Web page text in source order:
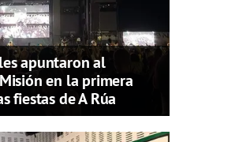
apuntaron al
en la primera
fiestas de A Rúa